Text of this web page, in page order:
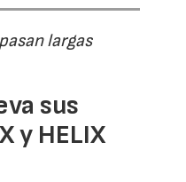
largas
sus
y HELIX